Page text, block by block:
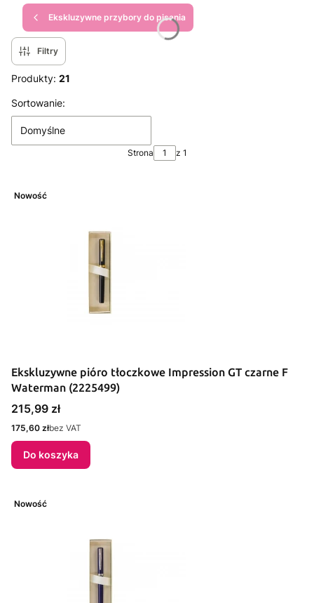
Ekskluzywne przybory do pisania
Filtry
Produkty: 21
Lista produktów
Sortowanie:
Domyślne
Strona z 1
Nowość
Ekskluzywne pióro tłoczkowe Impression GT czarne F
Waterman (2225499)
Cena
215,99 zł
Cena
175,60 złbez VAT
Do koszyka
Nowość